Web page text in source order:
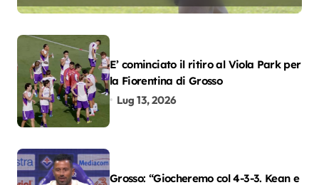
E’ cominciato il ritiro al Viola Park per
la Fiorentina di Grosso
Lug 13, 2026
Grosso: “Giocheremo col 4-3-3. Kean e